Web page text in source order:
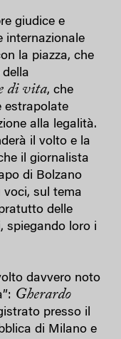
giudice e
internazionale
la piazza, che
di vita, che
estrapolate
alla legalità.
il volto e la
il giornalista
di Bolzano
voci, sul tema
delle
spiegando loro i
davvero noto
Gherardo
presso il
di Milano e